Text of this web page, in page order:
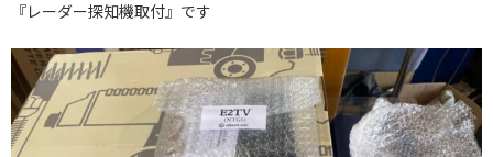
『レーダー探知機取付』です